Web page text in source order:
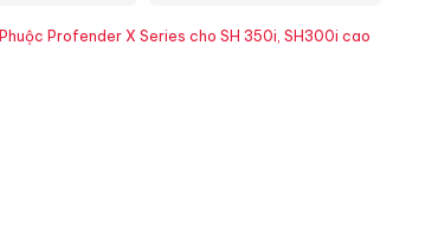
Phuộc Profender X Series cho SH 350i, SH300i cao